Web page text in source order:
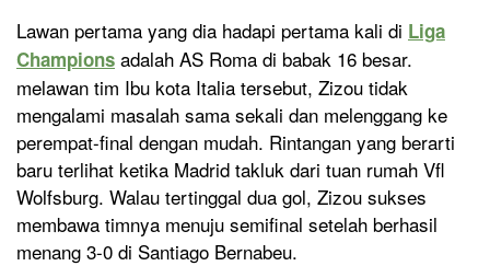
Lawan pertama yang dia hadapi pertama kali di Liga
Champions adalah AS Roma di babak 16 besar.
melawan tim Ibu kota Italia tersebut, Zizou tidak
mengalami masalah sama sekali dan melenggang ke
perempat-final dengan mudah. Rintangan yang berarti
baru terlihat ketika Madrid takluk dari tuan rumah Vfl
Wolfsburg. Walau tertinggal dua gol, Zizou sukses
membawa timnya menuju semifinal setelah berhasil
menang 3-0 di Santiago Bernabeu.